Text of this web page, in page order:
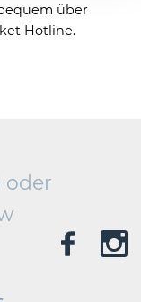
über
Hotline.
oder